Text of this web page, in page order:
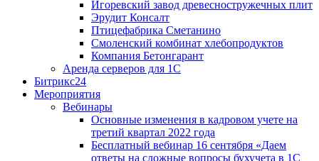
Игоревский завод древесностружечных плит
Эрудит Консалт
Птицефабрика Сметанино
Смоленский комбинат хлебопродуктов
Компания Бетонгарант
Аренда серверов для 1С
Битрикс24
Мероприятия
Вебинары
Основные изменения в кадровом учете на
третий квартал 2022 года
Бесплатный вебинар 16 сентября «Даем
ответы на сложные вопросы бухучета в 1С